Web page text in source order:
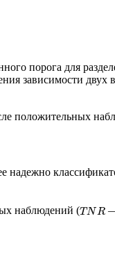
порога для
зависимости двух
положительных
надежно
наблюдений (T N R—